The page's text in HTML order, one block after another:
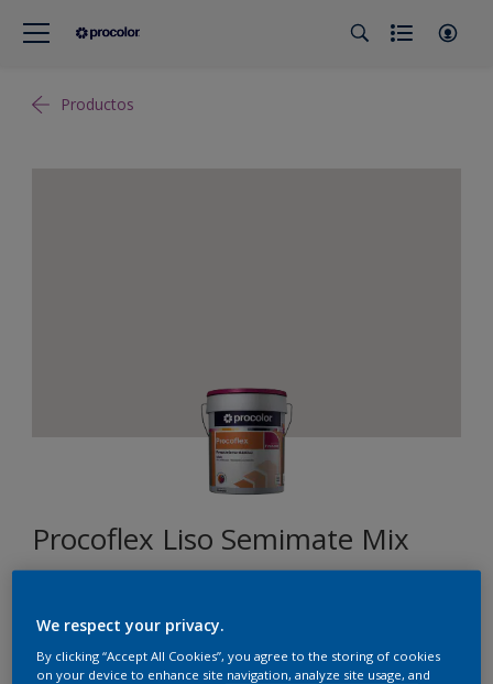
Productos
Procoflex Liso Semimate Mix
We respect your privacy.
By clicking “Accept All Cookies”, you agree to the storing of cookies
on your device to enhance site navigation, analyze site usage, and